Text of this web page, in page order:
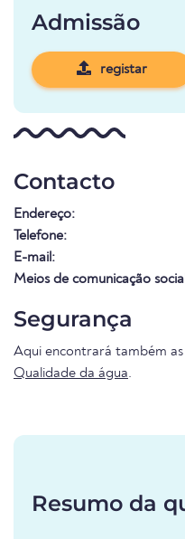
Admissão
registar
Contacto
Endereço:
Telefone:
E-mail:
Meios de comunicação
Segurança
Aqui encontrará também
Qualidade da água.
Resumo da